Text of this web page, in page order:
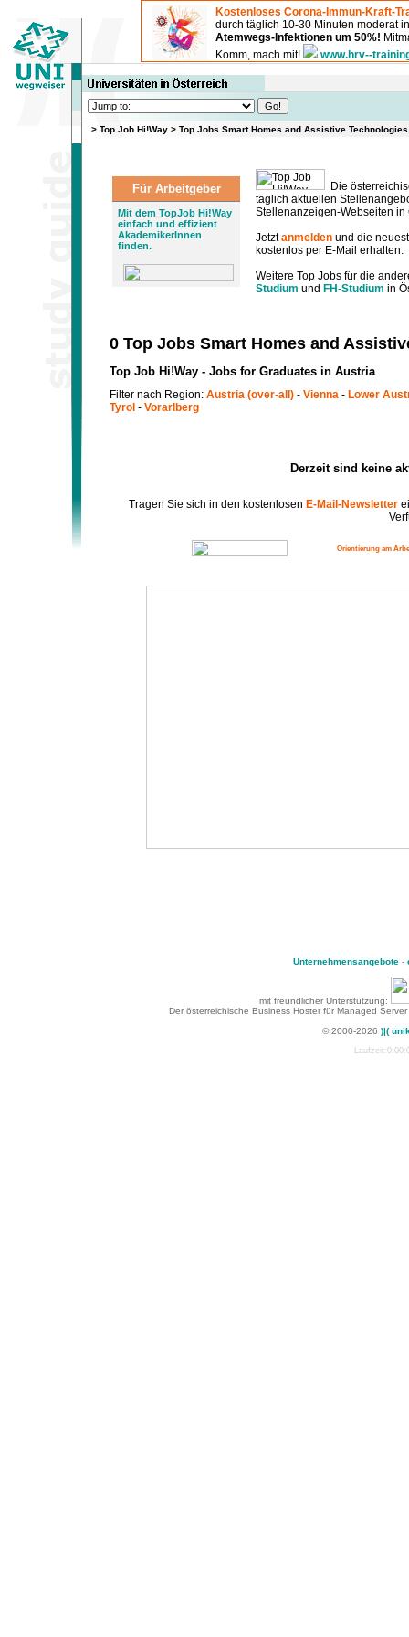
Kostenloses Corona-Immun-Kraft-
durch täglich 10-30 Minuten moderat
Atemwegs-Infektionen um 50%!
Komm, mach mit!
www.hrv--
> Top Job Hi!Way > Top Jobs Smart Homes and Assistive
Für Arbeitgeber
Mit dem TopJob Hi!Way
einfach und effizient
AkademikerInnen
finden.
Die
täglich aktuellen
Stellenanzeigen-Webseiten in
Jetztanmelden und die
kostenlos per E-Mail erhalten.
Weitere Top Jobs für die
Studium und FH-Studium in
0 Top Jobs Smart Homes and
Top Job Hi!Way - Jobs for Graduates in Austria
Filter nach Region: Austria (over-all) - Vienna - Lower
Tyrol - Vorarlberg
Derzeit sind keine
Tragen Sie sich in den kostenlosen E-Mail-Newsletter
Orientierung am
Unternehmensangebote-
mit freundlicher Unterstützung:
Der österreichische Business Hoster für Managed
© 2000-2026 )|(